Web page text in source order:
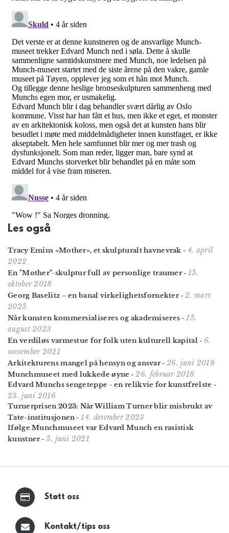
Les også
Tracy Emins «Mother», et skulpturalt havnevrak - 4. april
2022
En "Mother"-skulptur full av personlige traumer-15.
oktober 2018
Georg Baselitz – en banal virkelighets­fornekter-2. mars
2025
Når kunsten kommersialiseres og akademiseres -15.
august 2023
En verdiløs varmestue for folk uten kulturell kapital- 6.
november 2021
Arkitekturens mangel på hensyn og ansvar- 26. juni 2018
Munchmuseet med lukkede øyne -26. februar 2018
Edvard Munchs sengeteppe - en relikvie for kunstfrelste -
23. juni 2016
Turnerprisen 2023: Når William Turner blir misbrukt av
Tate-institusjonen-14. desember 2023
Ifølge Munchmuseet var Edvard Munch en rasistisk
kunstner-5. juni 2021
Støtt oss
Kontakt/tips oss